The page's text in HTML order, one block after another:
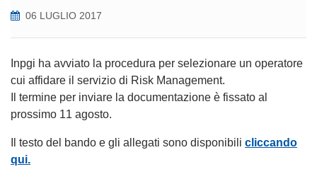
06 LUGLIO 2017
Inpgi ha avviato la procedura per selezionare un operatore
cui affidare il servizio di Risk Management.
Il termine per inviare la documentazione è fissato al
prossimo 11 agosto.
Il testo del bando e gli allegati sono disponibili cliccando
qui.